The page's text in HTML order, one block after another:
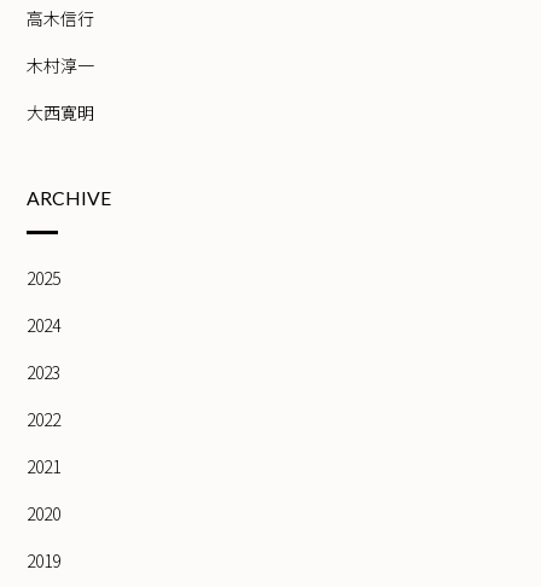
高木信行
木村淳一
大西寛明
ARCHIVE
2025
2024
2023
2022
2021
2020
2019